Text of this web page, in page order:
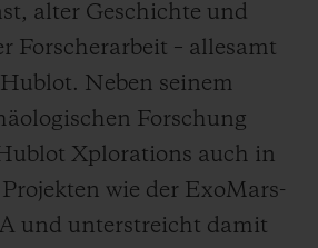
alter Geschichte und
Forscherarbeit – allesamt
Neben seinem
Forschung
Xplorations auch in
wie der ExoMars-
und unterstreicht damit